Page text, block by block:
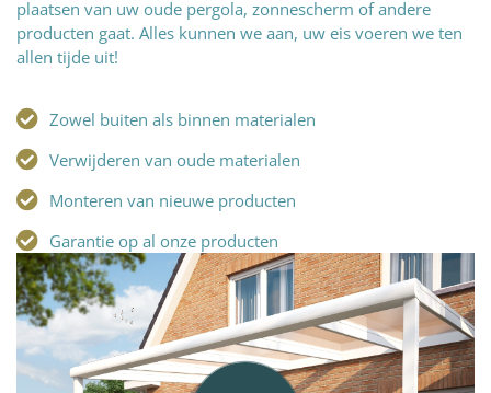
plaatsen van uw oude pergola, zonnescherm of andere
producten gaat. Alles kunnen we aan, uw eis voeren we ten
allen tijde uit!
Zowel buiten als binnen materialen
Verwijderen van oude materialen
Monteren van nieuwe producten
Garantie op al onze producten